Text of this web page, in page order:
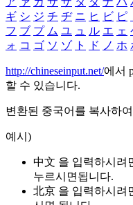
ギ シ ジ チ ヂ ニ ヒ ビ ピ
フ ブ プ ム ユ ュ ル エ ェ
ォ コ ゴ ソ ゾ ト ド ノ ホ
http://chineseinput.net/에서
할 수 있습니다.
변환된 중국어를 복사하
예시)
中文 을 입력하시려
누르시면됩니다.
北京 을 입력하시려